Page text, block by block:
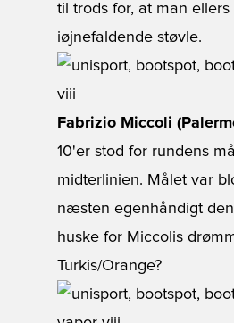
til trods for, at man
iøjnefaldende støvle.
Fabrizio Miccoli
10'er stod for rundens
midterlinien. Målet var
næsten egenhåndigt
huske for Miccolis
Turkis/Orange?